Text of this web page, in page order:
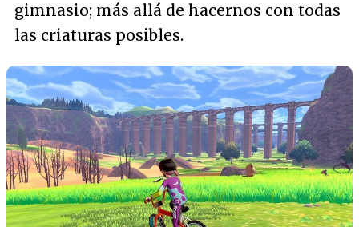
gimnasio; más allá de hacernos con todas
las criaturas posibles.